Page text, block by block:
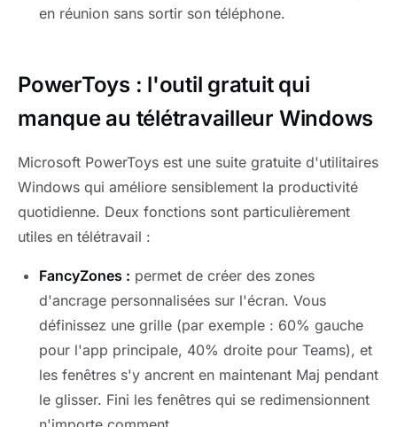
en réunion sans sortir son téléphone.
PowerToys : l'outil gratuit qui
manque au télétravailleur Windows
Microsoft PowerToys est une suite gratuite d'utilitaires
Windows qui améliore sensiblement la productivité
quotidienne. Deux fonctions sont particulièrement
utiles en télétravail :
FancyZones : permet de créer des zones
d'ancrage personnalisées sur l'écran. Vous
définissez une grille (par exemple : 60% gauche
pour l'app principale, 40% droite pour Teams), et
les fenêtres s'y ancrent en maintenant Maj pendant
le glisser. Fini les fenêtres qui se redimensionnent